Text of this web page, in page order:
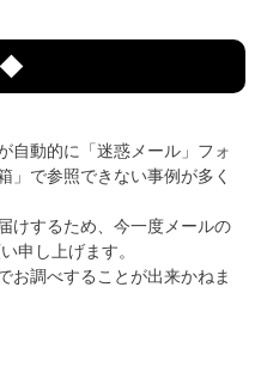
◆
自動的に「迷惑メール」フォ
」で参照できない事例が多く
けするため、今一度メールの
申し上げます。
お調べすることが出来かねま